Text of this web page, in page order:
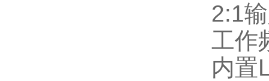
2:1
工作
内置